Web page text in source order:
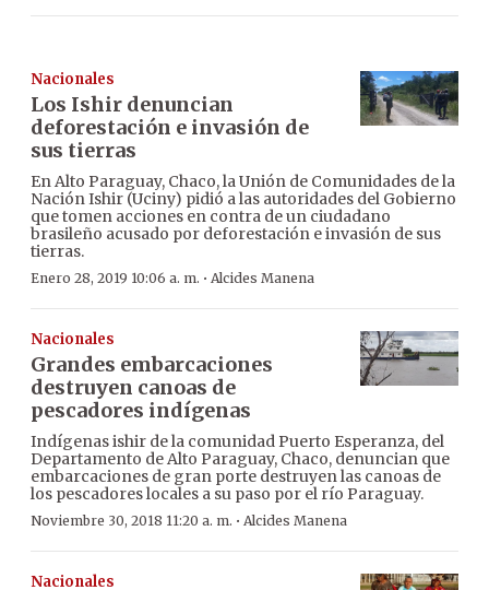
Nacionales
Los Ishir denuncian
deforestación e invasión de
sus tierras
En Alto Paraguay, Chaco, la Unión de Comunidades de la
Nación Ishir (Uciny) pidió a las autoridades del Gobierno
que tomen acciones en contra de un ciudadano
brasileño acusado por deforestación e invasión de sus
tierras.
Enero 28, 2019 10:06 a. m. · Alcides Manena
Nacionales
Grandes embarcaciones
destruyen canoas de
pescadores indígenas
Indígenas ishir de la comunidad Puerto Esperanza, del
Departamento de Alto Paraguay, Chaco, denuncian que
embarcaciones de gran porte destruyen las canoas de
los pescadores locales a su paso por el río Paraguay.
Noviembre 30, 2018 11:20 a. m. · Alcides Manena
Nacionales